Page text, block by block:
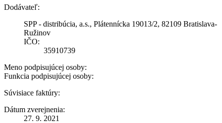
Dodávateľ:
SPP - distribúcia, a.s., Plátennícka 19013/2, 82109 Bratislava-
Ružinov
IČO:
35910739
Meno podpisujúcej osoby:
Funkcia podpisujúcej osoby:
Súvisiace faktúry:
Dátum zverejnenia:
27. 9. 2021